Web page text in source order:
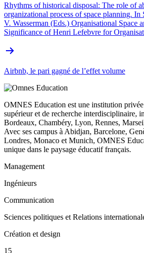
Rhythms of historical disposal: The role of
organizational process of space planning.
V. Wasserman (Eds.) Organisational Space
Significance of Henri Lefebvre for
Airbnb, le pari gagné de l’effet volume
OMNES Education est une institution
supérieur et de recherche interdisciplinaire,
Bordeaux, Chambéry, Lyon, Rennes,
Avec ses campus à Abidjan, Barcelone,
Londres, Monaco et Munich, OMNES
unique dans le paysage éducatif français.
Management
Ingénieurs
Communication
Sciences politiques et Relations
Création et design
15